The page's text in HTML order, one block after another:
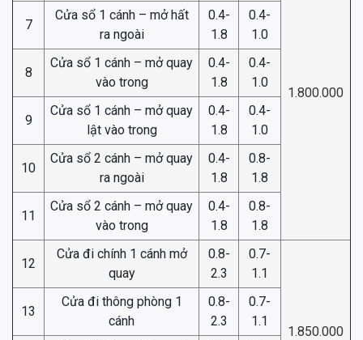
1.800.000
7
Cửa sổ 1 cánh – mở hất
ra ngoài
0.4-
1.8
0.4-
1.0
8
Cửa sổ 1 cánh – mở quay
vào trong
0.4-
1.8
0.4-
1.0
9
Cửa sổ 1 cánh – mở quay
lật vào trong
0.4-
1.8
0.4-
1.0
10
Cửa sổ 2 cánh – mở quay
ra ngoài
0.4-
1.8
0.8-
1.8
11
Cửa sổ 2 cánh – mở quay
vào trong
0.4-
1.8
0.8-
1.8
12
Cửa đi chính 1 cánh mở
quay
0.8-
2.3
0.7-
1.1
1.850.000
13
Cửa đi thông phòng 1
cánh
0.8-
2.3
0.7-
1.1